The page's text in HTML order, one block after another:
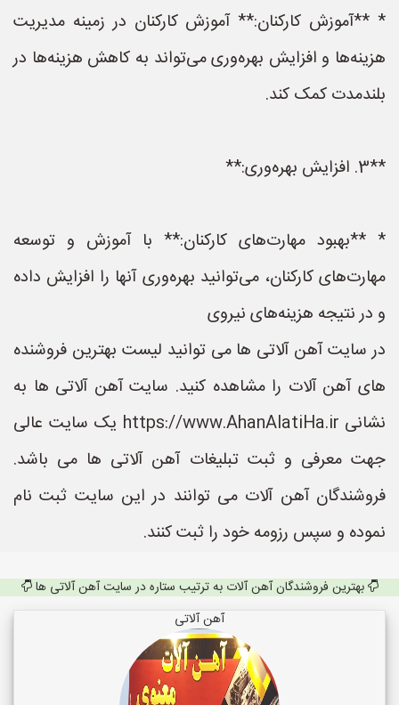
* **آموزش کارکنان:** آموزش کارکنان در زمینه مدیریت
هزینه‌ها و افزایش بهره‌وری می‌تواند به کاهش هزینه‌ها در
بلندمدت کمک کند.
**3. افزایش بهره‌وری:**
* **بهبود مهارت‌های کارکنان:** با آموزش و توسعه
مهارت‌های کارکنان، می‌توانید بهره‌وری آنها را افزایش داده
و در نتیجه هزینه‌های نیروی
در سایت آهن آلاتی ها می توانید لیست بهترین فروشنده
های آهن آلات را مشاهده کنید. سایت آهن آلاتی ها به
نشانی https://www.AhanAlatiHa.ir یک سایت عالی
جهت معرفی و ثبت تبلیغات آهن آلاتی ها می باشد.
فروشندگان آهن آلات می توانند در این سایت ثبت نام
نموده و سپس رزومه خود را ثبت کنند.
بهترین فروشندگان آهن آلات به ترتیب ستاره در سایت آهن آلاتی ها
آهن آلاتی